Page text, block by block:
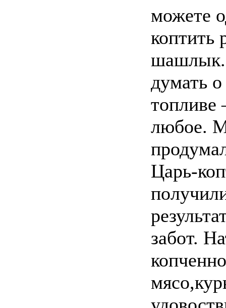
можете
коптить
думать
любое.
Царь-
забот.